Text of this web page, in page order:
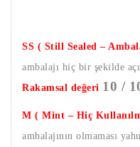
SS ( Still Sealed –
ambalajı hiç bir şekilde
Rakamsal değeri 10 /
M ( Mint – Hiç
ambalajının olmaması